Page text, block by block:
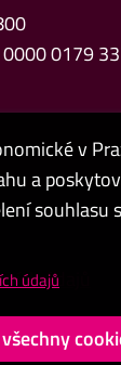
0179
údajů
v
a
souhlasu
údajů